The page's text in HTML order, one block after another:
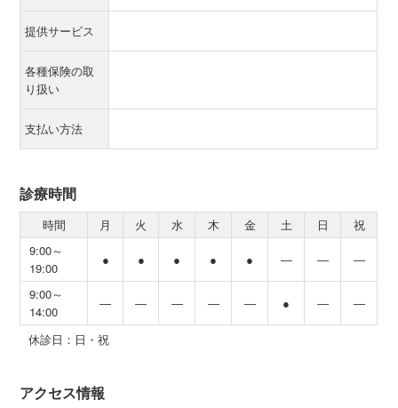
提供サービス
各種保険の取
り扱い
支払い方法
診療時間
時間 月 火 水 木 金 土 日
祝
9:00～
19:00
● ● ● ● ● ― ― ―
9:00～
14:00
― ― ― ― ― ● ― ―
休診日：日・祝
アクセス情報